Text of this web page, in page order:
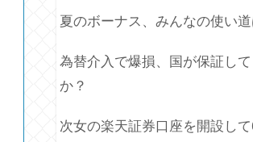
夏のボーナス、みんなの使い
為替介入で爆損、国が保証し
か？
次女の楽天証券口座を開設し